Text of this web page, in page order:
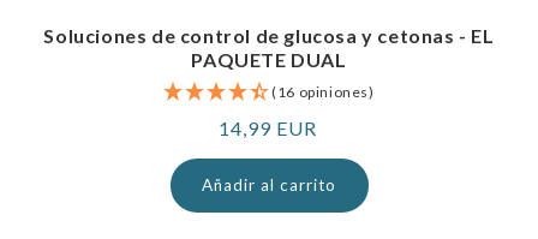
Soluciones de control de glucosa y cetonas - EL
PAQUETE DUAL
(16 opiniones)
Precio
normal
14,99 EUR
Añadir al carrito